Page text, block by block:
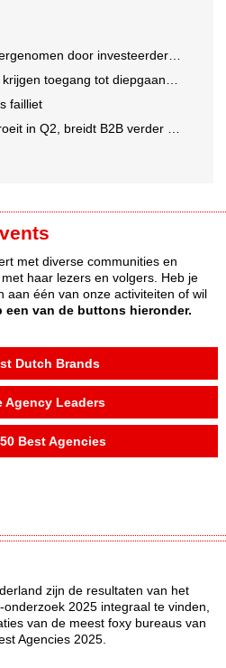
door investeerder Apollo
tot diepgaandere informatie over goede doelen
failliet
breidt B2B verder uit en innoveert met AI
met diverse communities en
haar lezers en volgers. Heb je
aan één van onze activiteiten of wil
een van de buttons hieronder.
Dutch Brands
Agency Leaders
Best Agencies
zijn de resultaten van het
2025 integraal te vinden,
van de meest foxy bureaus van
Agencies 2025.